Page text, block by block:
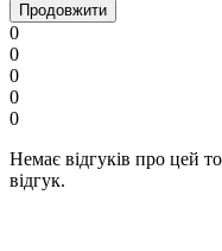
Продовжити
0
0
0
0
0
Немає відгуків про цей
відгук.